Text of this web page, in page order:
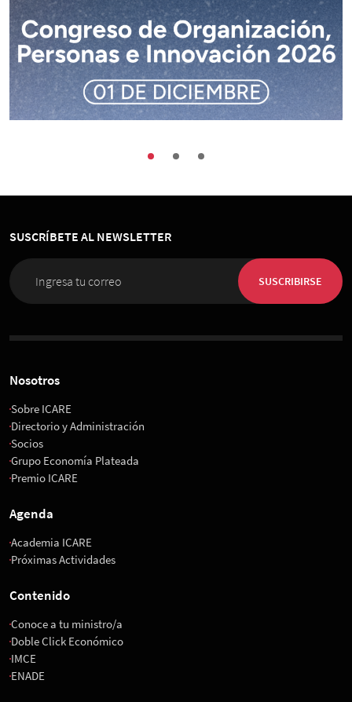
01 de Diciembre 2026, 08:00 horas
Espacio Riesco
SUSCRÍBETE AL NEWSLETTER
SUSCRIBIRSE
Nosotros
Sobre ICARE
Directorio y Administración
Socios
Grupo Economía Plateada
Premio ICARE
Agenda
Academia ICARE
Próximas Actividades
Contenido
Conoce a tu ministro/a
Doble Click Económico
IMCE
ENADE